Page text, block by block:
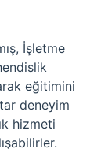
İşletme
eğitimini
deneyim
hizmeti